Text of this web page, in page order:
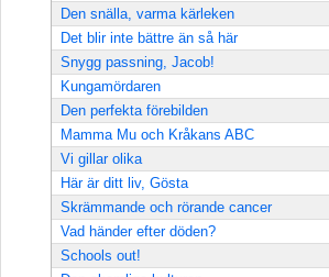
Den snälla, varma kärleken
Det blir inte bättre än så här
Snygg passning, Jacob!
Kungamördaren
Den perfekta förebilden
Mamma Mu och Kråkans ABC
Vi gillar olika
Här är ditt liv, Gösta
Skrämmande och rörande cancer
Vad händer efter döden?
Schools out!